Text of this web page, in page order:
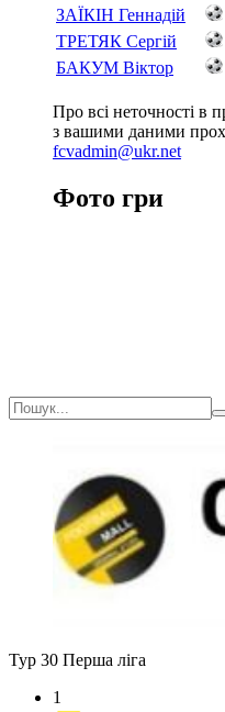
ЗАЇКІН Геннадій
ТРЕТЯК Сергій
БАКУМ Віктор
Про всі неточності в
з вашими даними
fcvadmin@ukr.net
Фото гри
Тур 30 Перша ліга
1